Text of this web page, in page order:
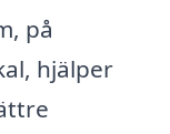
på
hjälper